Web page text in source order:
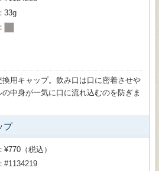
33g
用キャップ。飲み口は口に密着させや
中身が一気に口に流れ込むのを防ぎま
プ
¥770（税込）
#1134219